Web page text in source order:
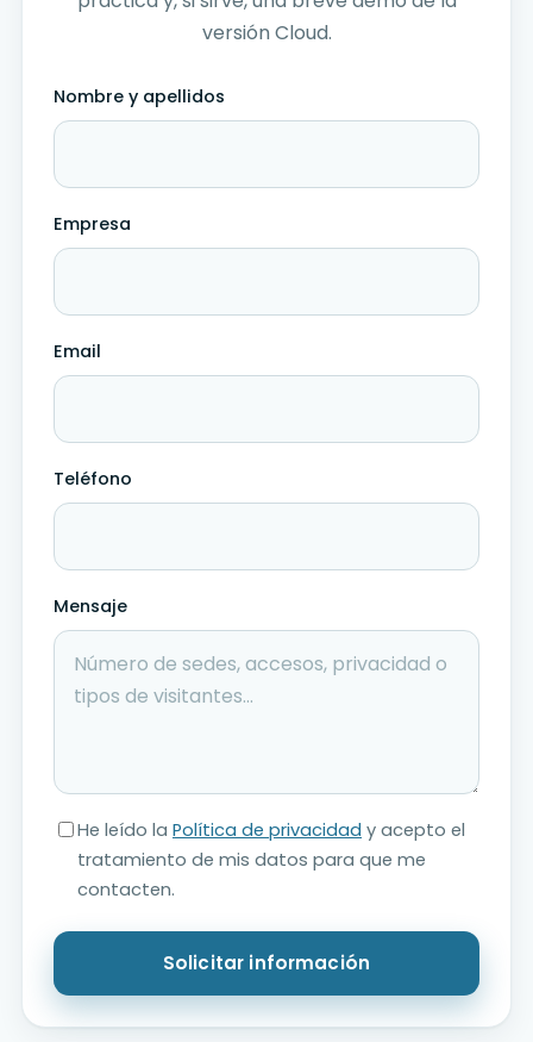
versión Cloud.
Nombre y apellidos
Empresa
Email
Teléfono
Mensaje
He leído la Política de privacidad y acepto el
tratamiento de mis datos para que me
contacten.
Solicitar información